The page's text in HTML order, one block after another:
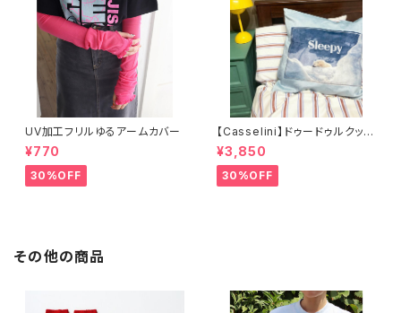
UV加工フリルゆるアームカバー
¥770
30%OFF
【Casselini】ドゥードゥルクッシ
ョンカバー
¥3,850
30%OFF
その他の商品